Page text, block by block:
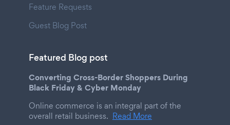
Feature Requests
Guest Blog Post
Featured Blog post
Converting Cross-Border Shoppers During
Black Friday & Cyber Monday
Online commerce is an integral part of the
overall retail business. Read More